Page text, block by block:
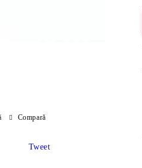
Compară
Tweet